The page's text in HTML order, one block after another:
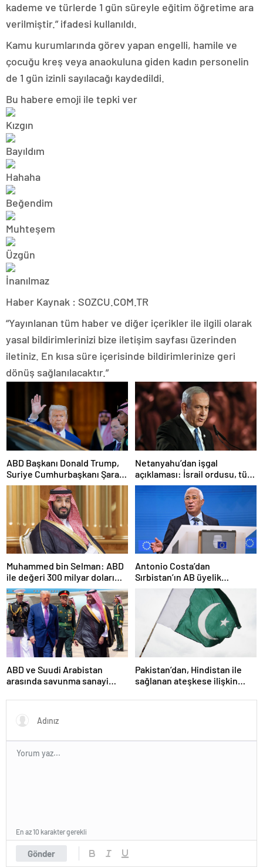
kademe ve türlerde 1 gün süreyle eğitim öğretime ara
verilmiştir.” ifadesi kullanıldı.
Kamu kurumlarında görev yapan engelli, hamile ve
çocuğu kreş veya anaokuluna giden kadın personelin
de 1 gün izinli sayılacağı kaydedildi.
Bu habere emoji ile tepki ver
Haber Kaynak : SOZCU.COM.TR
“Yayınlanan tüm haber ve diğer içerikler ile ilgili olarak
yasal bildirimlerinizi bize iletişim sayfası üzerinden
iletiniz. En kısa süre içerisinde bildirimlerinize geri
dönüş sağlanılacaktır.”
ABD Başkanı Donald Trump,
Suriye Cumhurbaşkanı Şara
ile görüşecek
Netanyahu’dan işgal
açıklaması: İsrail ordusu, tüm
gücüyle Gazze’ye girecek
Muhammed bin Selman: ABD
ile değeri 300 milyar doları
aşan anlaşmalar imzaladık
Antonio Costa’dan
Sırbistan’ın AB üyelik
sürecine ilişkin açıklama
ABD ve Suudi Arabistan
arasında savunma sanayi
Pakistan’dan, Hindistan ile
sağlanan ateşkese ilişkin
Gönder
En az 10 karakter gerekli